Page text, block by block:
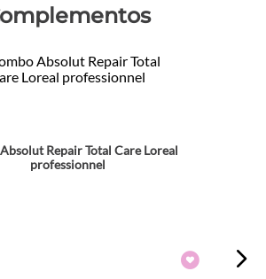
Repair Total Care Loreal
professionnel